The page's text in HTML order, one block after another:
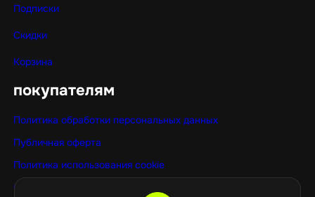
Подписки
Скидки
Корзина
покупателям
Политика обработки персональных данных
Публичная оферта
Политика использования cookie
Оптовые покупки